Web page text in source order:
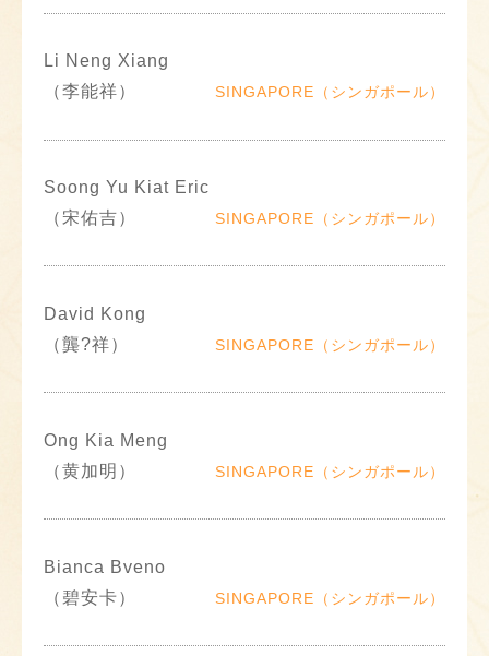
Li Neng Xiang
（李能祥）
SINGAPORE（シンガポール）
Soong Yu Kiat Eric
（宋佑吉）
SINGAPORE（シンガポール）
David Kong
（龔?祥）
SINGAPORE（シンガポール）
Ong Kia Meng
（黄加明）
SINGAPORE（シンガポール）
Bianca Bveno
（碧安卡）
SINGAPORE（シンガポール）